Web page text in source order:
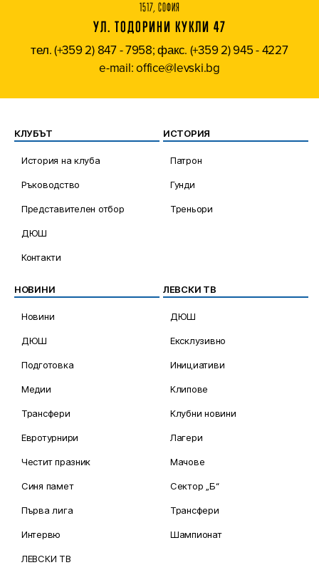
1517, СОФИЯ
УЛ. ТОДОРИНИ КУКЛИ 47
тел. (+359 2) 847 - 7958; факс. (+359 2) 945 - 4227
e-mail: office@levski.bg
КЛУБЪТ
История на клуба
Ръководство
Представителен отбор
ДЮШ
Контакти
ИСТОРИЯ
Патрон
Гунди
Треньори
НОВИНИ
Новини
ДЮШ
Подготовка
Медии
Трансфери
Евротурнири
Честит празник
Синя памет
Първа лига
Интервю
ЛЕВСКИ ТВ
ЛЕВСКИ ТВ
ДЮШ
Ексклузивно
Инициативи
Клипове
Клубни новини
Лагери
Мачове
Сектор „Б“
Трансфери
Шампионат